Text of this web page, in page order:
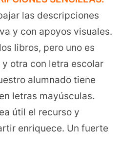
las descripciones
y con apoyos visuales.
libros, pero uno es
otra con letra escolar
alumnado tiene
letras mayúsculas.
útil el recurso y
enriquece. Un fuerte